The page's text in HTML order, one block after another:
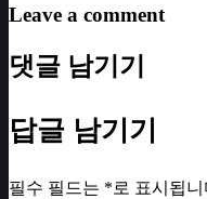
Leave a comment
댓글 남기기
답글 남기기
필수 필드는 *로 표시됩